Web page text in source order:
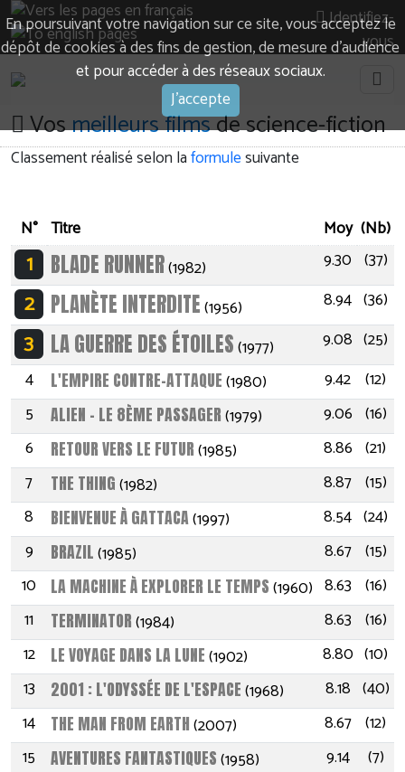
En poursuivant votre navigation sur ce site, vous acceptez le
dépôt de cookies à des fins de gestion, de mesure d’audience
et pour accéder à des réseaux sociaux.
J'accepte
Identifiez-
vous
Vosmeilleurs filmsde science-fiction
Classement réalisé selon laformulesuivante
N° Titre Moy (Nb)
1 BLADE RUNNER(1982) 9.30 (37)
2 PLANÈTE INTERDITE(1956) 8.94 (36)
3 LA GUERRE DES ÉTOILES(1977) 9.08 (25)
4
L'EMPIRE CONTRE-ATTAQUE(1980) 9.42 (12)
5
ALIEN - LE 8ÈME PASSAGER(1979) 9.06 (16)
6
RETOUR VERS LE FUTUR(1985) 8.86 (21)
7
THE THING(1982) 8.87 (15)
8
BIENVENUE À GATTACA(1997) 8.54 (24)
9
BRAZIL(1985) 8.67 (15)
10
LA MACHINE À EXPLORER LE TEMPS(1960) 8.63 (16)
11
TERMINATOR(1984) 8.63 (16)
12
LE VOYAGE DANS LA LUNE(1902) 8.80 (10)
13
2001 : L'ODYSSÉE DE L'ESPACE(1968) 8.18 (40)
14
THE MAN FROM EARTH(2007) 8.67 (12)
15
AVENTURES FANTASTIQUES(1958) 9.14
(7)